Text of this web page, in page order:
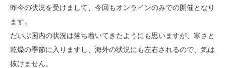
昨今の状況を受けまして、今回もオンラインのみでの開催となり
ます。
だいぶ国内の状況は落ち着いてきたようにも思いますが、寒さと
乾燥の季節に入りますし、海外の状況にも左右されるので、気は
抜けません。